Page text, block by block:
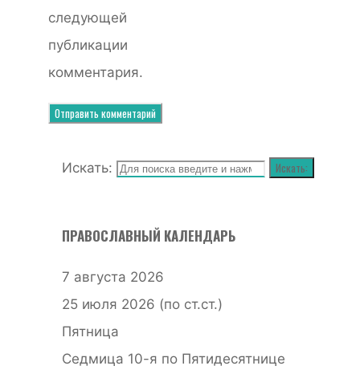
следующей
публикации
комментария.
Искать: Искать:
ПРАВОСЛАВНЫЙ КАЛЕНДАРЬ
7 августа 2026
25 июля 2026 (по ст.ст.)
Пятница
Седмица 10-я по Пятидесятнице